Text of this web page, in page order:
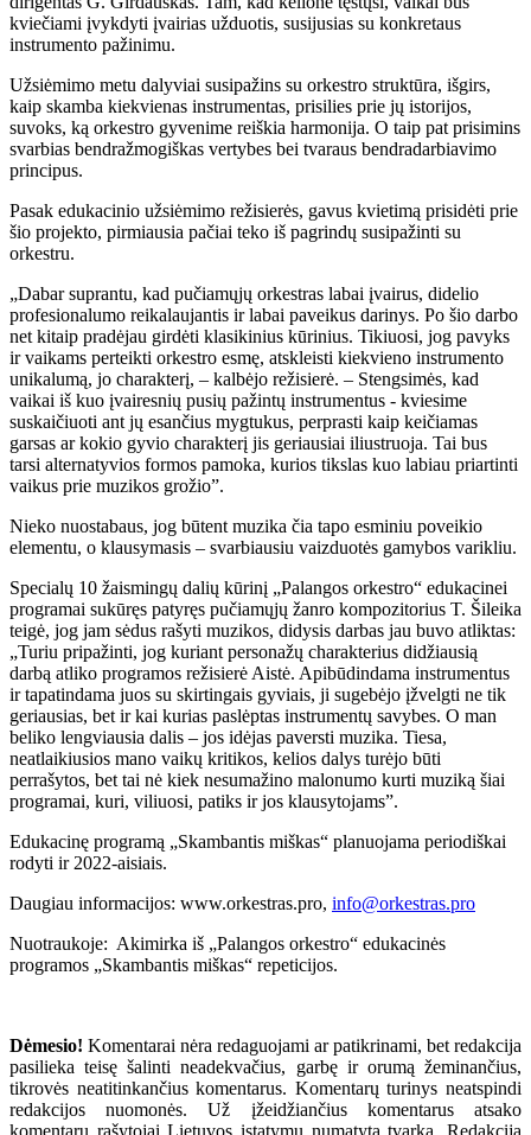
kviečiami įvykdyti įvairias užduotis, susijusias su konkretaus
instrumento pažinimu.
Užsiėmimo metu dalyviai susipažins su orkestro struktūra, išgirs,
kaip skamba kiekvienas instrumentas, prisilies prie jų istorijos,
suvoks, ką orkestro gyvenime reiškia harmonija. O taip pat prisimins
svarbias bendražmogiškas vertybes bei tvaraus bendradarbiavimo
principus.
Pasak edukacinio užsiėmimo režisierės, gavus kvietimą prisidėti prie
šio projekto, pirmiausia pačiai teko iš pagrindų susipažinti su
orkestru.
„Dabar suprantu, kad pučiamųjų orkestras labai įvairus, didelio
profesionalumo reikalaujantis ir labai paveikus darinys. Po šio darbo
net kitaip pradėjau girdėti klasikinius kūrinius. Tikiuosi, jog pavyks
ir vaikams perteikti orkestro esmę, atskleisti kiekvieno instrumento
unikalumą, jo charakterį, – kalbėjo režisierė. – Stengsimės, kad
vaikai iš kuo įvairesnių pusių pažintų instrumentus - kviesime
suskaičiuoti ant jų esančius mygtukus, perprasti kaip keičiamas
garsas ar kokio gyvio charakterį jis geriausiai iliustruoja. Tai bus
tarsi alternatyvios formos pamoka, kurios tikslas kuo labiau priartinti
vaikus prie muzikos grožio”.
Nieko nuostabaus, jog būtent muzika čia tapo esminiu poveikio
elementu, o klausymasis – svarbiausiu vaizduotės gamybos varikliu.
Specialų 10 žaismingų dalių kūrinį „Palangos orkestro“ edukacinei
programai sukūręs patyręs pučiamųjų žanro kompozitorius T. Šileika
teigė, jog jam sėdus rašyti muzikos, didysis darbas jau buvo atliktas:
„Turiu pripažinti, jog kuriant personažų charakterius didžiausią
darbą atliko programos režisierė Aistė. Apibūdindama instrumentus
ir tapatindama juos su skirtingais gyviais, ji sugebėjo įžvelgti ne tik
geriausias, bet ir kai kurias paslėptas instrumentų savybes. O man
beliko lengviausia dalis – jos idėjas paversti muzika. Tiesa,
neatlaikiusios mano vaikų kritikos, kelios dalys turėjo būti
perrašytos, bet tai nė kiek nesumažino malonumo kurti muziką šiai
programai, kuri, viliuosi, patiks ir jos klausytojams”.
Edukacinę programą „Skambantis miškas“ planuojama periodiškai
rodyti ir 2022-aisiais.
Daugiau informacijos: www.orkestras.pro, info@orkestras.pro
Nuotraukoje: Akimirka iš „Palangos orkestro“ edukacinės
programos „Skambantis miškas“ repeticijos.
Dėmesio! Komentarai nėra redaguojami ar patikrinami, bet redakcija
pasilieka teisę šalinti neadekvačius, garbę ir orumą žeminančius,
tikrovės neatitinkančius komentarus. Komentarų turinys neatspindi
redakcijos nuomonės. Už įžeidžiančius komentarus atsako
komentarų rašytojai Lietuvos įstatymų numatyta tvarka. Redakcija